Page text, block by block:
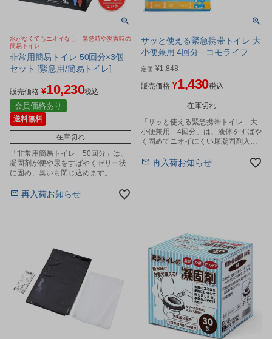
水がなくてもニオイなし 緊急時や災害時の
簡易トイレ
非常用簡易トイレ 50回分×3個
セット [緊急用/簡易トイレ]
販売価格 ¥10,230税込
会員価格あり
送料無料
在庫切れ
「非常用簡易トイレ 50回分」は、
凝固剤が便や尿をすばやくゼリー状
に固め、臭いも閉じ込めます。
再入荷お知らせ
サッと使える緊急携帯トイレ 大
小便兼用 4回分 - コモライフ
定価 ¥1,848
販売価格 ¥1,430税込
在庫切れ
「サッと使える緊急携帯トイレ 大
小便兼用 4回分」は、液体をすばや
く固めてニオイにくい尿凝固剤入り
再入荷お知らせ